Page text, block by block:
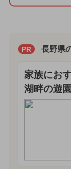
PR 長野県
家族にお
湖畔の遊